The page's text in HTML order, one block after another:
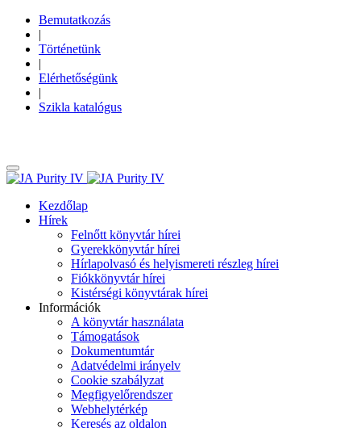
Bemutatkozás
|
Történetünk
|
Elérhetőségünk
|
Szikla katalógus
Kezdőlap
Hírek
Felnőtt könyvtár hírei
Gyerekkönyvtár hírei
Hírlapolvasó és helyismereti részleg hírei
Fiókkönyvtár hírei
Kistérségi könyvtárak hírei
Információk
A könyvtár használata
Támogatások
Dokumentumtár
Adatvédelmi irányelv
Cookie szabályzat
Megfigyelőrendszer
Webhelytérkép
Keresés az oldalon